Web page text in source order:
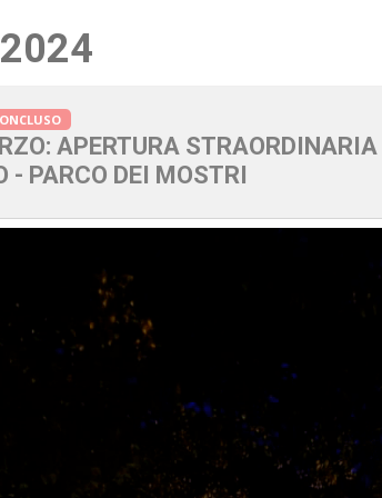
APERTURA
- PARCO DEI MOSTRI